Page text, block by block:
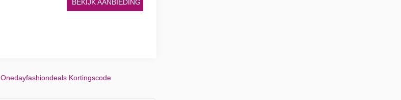
BEKIJK AANBIEDING
Onedayfashiondeals Kortingscode